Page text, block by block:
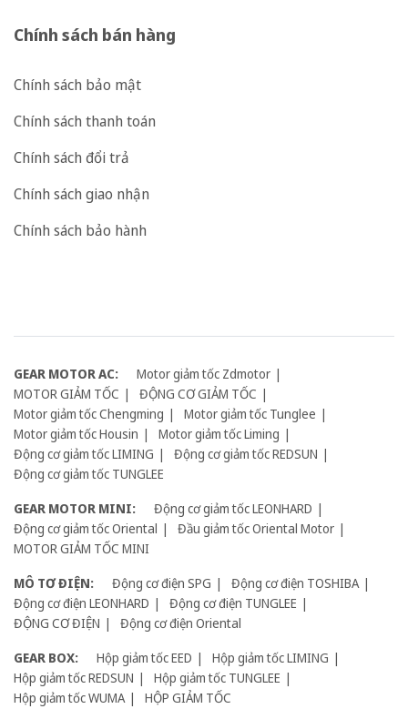
Chính sách bán hàng
Chính sách bảo mật
Chính sách thanh toán
Chính sách đổi trả
Chính sách giao nhận
Chính sách bảo hành
GEAR MOTOR AC:
Motor giảm tốc Zdmotor
MOTOR GIẢM TỐC
ĐỘNG CƠ GIẢM TỐC
Motor giảm tốc Chengming
Motor giảm tốc Tunglee
Motor giảm tốc Housin
Motor giảm tốc Liming
Động cơ giảm tốc LIMING
Động cơ giảm tốc REDSUN
Động cơ giảm tốc TUNGLEE
GEAR MOTOR MINI:
Động cơ giảm tốc LEONHARD
Động cơ giảm tốc Oriental
Đầu giảm tốc Oriental Motor
MOTOR GIẢM TỐC MINI
MÔ TƠ ĐIỆN:
Động cơ điện SPG
Động cơ điện TOSHIBA
Động cơ điện LEONHARD
Động cơ điện TUNGLEE
ĐỘNG CƠ ĐIỆN
Động cơ điện Oriental
GEAR BOX:
Hộp giảm tốc EED
Hộp giảm tốc LIMING
Hộp giảm tốc REDSUN
Hộp giảm tốc TUNGLEE
Hộp giảm tốc WUMA
HỘP GIẢM TỐC